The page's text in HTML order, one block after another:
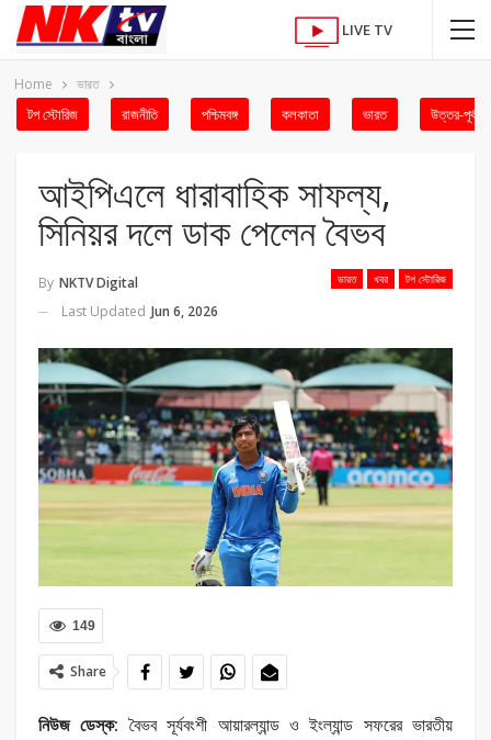
LIVE TV
Home ভারত
টপ স্টোরিজ রাজনীতি পশ্চিমবঙ্গ কলকাতা ভারত উত্তর-পূর্ব
আইপিএলে ধারাবাহিক সাফল্য,
সিনিয়র দলে ডাক পেলেন বৈভব
ভারত খবর টপ স্টোরিজ
By NKTV Digital
Last Updated Jun 6, 2026
149
Share
নিউজ ডেস্ক: বৈভব সূর্যবংশী আয়ারল্যান্ড ও ইংল্যান্ড সফরের ভারতীয়